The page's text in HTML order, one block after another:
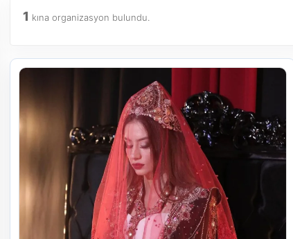
1 kına organizasyon bulundu.